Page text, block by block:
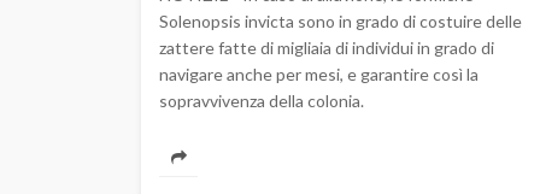
Solenopsis invicta sono in grado di costuire delle
zattere fatte di migliaia di individui in grado di
navigare anche per mesi, e garantire così la
sopravvivenza della colonia.